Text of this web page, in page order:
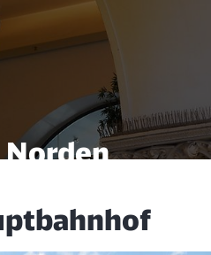
Norden
dem Norden